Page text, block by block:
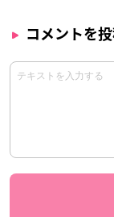
コメントを